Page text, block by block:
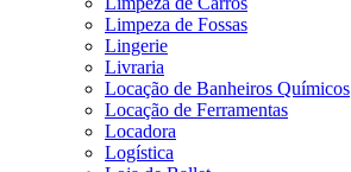
Limpeza de Fossas
Lingerie
Livraria
Locação de Banheiros Químicos
Locação de Ferramentas
Locadora
Logística